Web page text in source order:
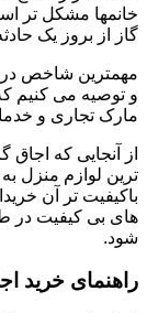
خانمها مشکل تر
گاز از بروز یک
مهمترین شاخص در
و توصیه می کنیم که
مارک تجاری و
از آنجایی که
ترین لوازم منزل
باکیفیت تر آن
های بی کیفیت در
شود.
راهنمای خرید